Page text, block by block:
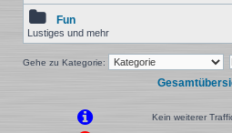
Fun
Lustiges und mehr
Gehe zu Kategorie:
Kein weiterer